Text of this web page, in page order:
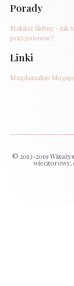
Porady
Makijaż Ślubny - jak
przygotować?
Linki
Magdamaluje
© 2013-2019
wieczorowy,